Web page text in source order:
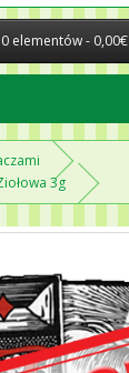
0 elementów - 0,00€
3g